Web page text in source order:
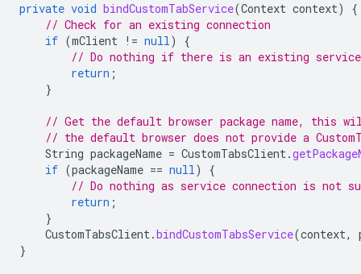
private void bindCustomTabService(Context context)
{
// Check for an existing connection
if (mClient != null)
{
// Do nothing if there is an existing service
return ;
}
// Get the default browser package name, this
// the default browser does not provide a
String packageName = CustomTabsClient.
if (packageName == null)
{
// Do nothing as service connection is not
return ;
}
CustomTabsClient.bindCustomTabsService(context,
}